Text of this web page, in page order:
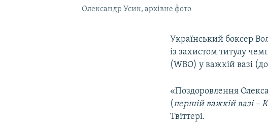
Олександр Усик, архівне фото
Український боксер
із захистом титулу
(WBO) у важкій вазі
«Поздоровлення
(першій важкій вазі –
Твіттері.